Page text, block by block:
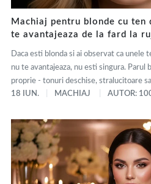
Machiaj pentru blonde cu ten
te avantajeaza de la fard la
Daca esti blonda si ai observat ca unele
nu te avantajeaza, nu esti singura. Parul
proprie - tonuri deschise, stralucitoare
18 IUN.
MACHIAJ AUTOR: